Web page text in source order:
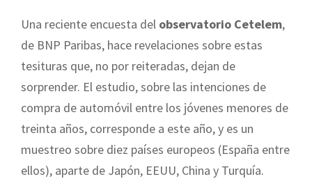
Una reciente encuesta del observatorio Cetelem,
de BNP Paribas, hace revelaciones sobre estas
tesituras que, no por reiteradas, dejan de
sorprender. El estudio, sobre las intenciones de
compra de automóvil entre los jóvenes menores de
treinta años, corresponde a este año, y es un
muestreo sobre diez países europeos (España entre
ellos), aparte de Japón, EEUU, China y Turquía.